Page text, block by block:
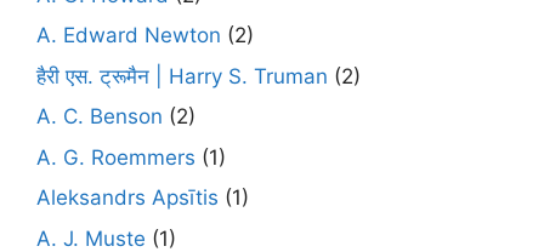
A. Edward Newton (2)
हैरी एस. ट्रूमैन | Harry S. Truman (2)
A. C. Benson (2)
A. G. Roemmers (1)
Aleksandrs Apsītis (1)
A. J. Muste (1)